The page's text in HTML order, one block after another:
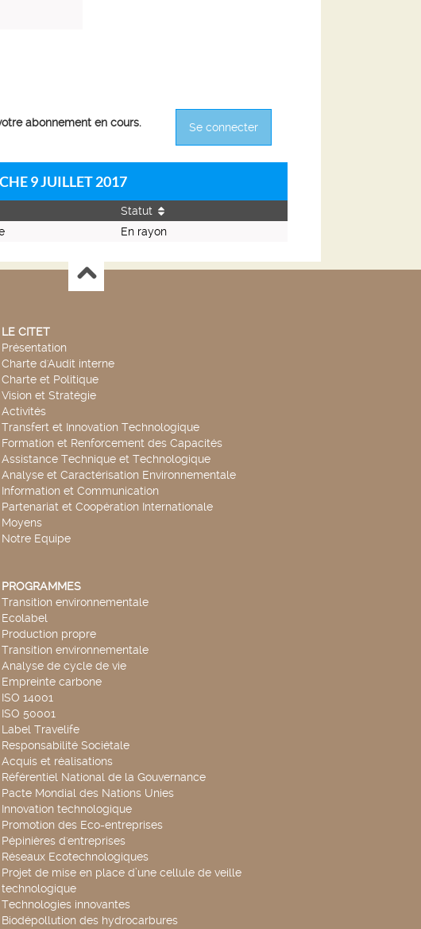
abonnement en cours. Se connecter
9 JUILLET 2017
Statut
En rayon
LE CITET
Présentation
Charte d'Audit interne
Charte et Politique
Vision et Stratégie
Activités
Transfert et Innovation Technologique
Formation et Renforcement des Capacités
Assistance Technique et Technologique
Analyse et Caractérisation Environnementale
Information et Communication
Partenariat et Coopération Internationale
Moyens
Notre Equipe
PROGRAMMES
Transition environnementale
Ecolabel
Production propre
Transition environnementale
Analyse de cycle de vie
Empreinte carbone
ISO 14001
ISO 50001
Label Travelife
Responsabilité Sociétale
Acquis et réalisations
Référentiel National de la Gouvernance
Pacte Mondial des Nations Unies
Innovation technologique
Promotion des Eco-entreprises
Pépinières d'entreprises
Réseaux Ecotechnologiques
Projet de mise en place d’une cellule de veille
technologique
Technologies innovantes
Biodépollution des hydrocarbures